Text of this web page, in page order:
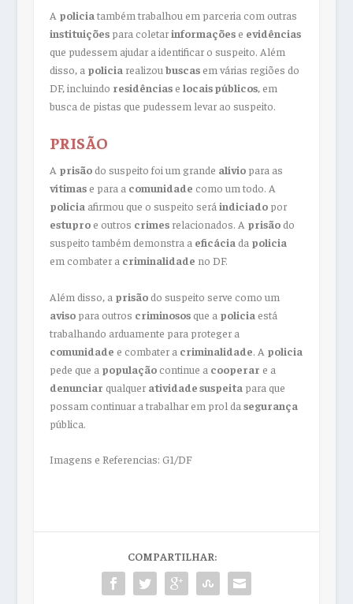
A policiatambém trabalhou em parceria com outras
instituiçõespara coletarinformaçõese evidências
que pudessem ajudar a identificar o suspeito. Além
disso, a policia realizou buscasem várias regiões do
DF, incluindo residênciase locais públicos, em
busca de pistas que pudessem levar ao suspeito.
PRISÃO
A prisãodo suspeito foi um grande alíviopara as
vítimase para a comunidade como um todo. A
policia afirmou que o suspeito será indiciadopor
estuproe outros crimesrelacionados. A prisãodo
suspeito também demonstra a eficácia da policia
em combater a criminalidade no DF.
Além disso, a prisãodo suspeito serve como um
avisopara outros criminososque a policia está
trabalhando arduamente para proteger a
comunidade e combater a criminalidade . A policia
pede que a populaçãocontinue a cooperar e a
denunciar qualquer atividade suspeita para que
possam continuar a trabalhar em prol da segurança
pública.
Imagens e Referencias: G1/DF
COMPARTILHAR: